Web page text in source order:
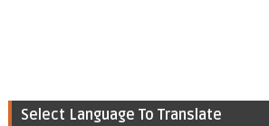
Select Language To Translate